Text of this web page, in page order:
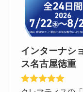
インターナシ
ス名古屋徳重